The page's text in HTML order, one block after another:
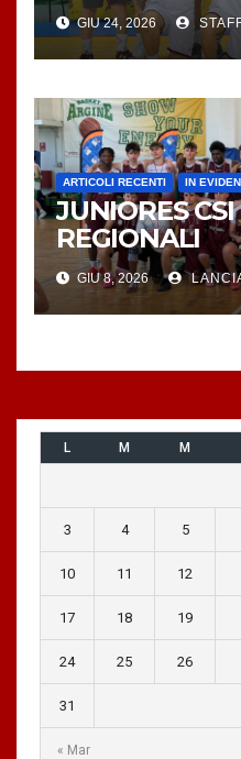
GIU 24, 2026
ARTICOLI RECENTI IN
JUNIORES
REGIONALI
GIU 8, 2026
L M M
« Mar
3 4 5
10 11 12
17 18 19
24 25 26
31